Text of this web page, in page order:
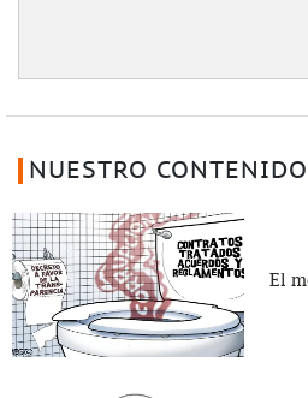
NUESTRO
El